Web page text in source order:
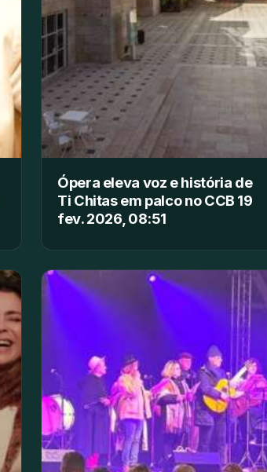
Ópera eleva voz e história de
Ti Chitas em palco no CCB 19
fev. 2026, 08:51